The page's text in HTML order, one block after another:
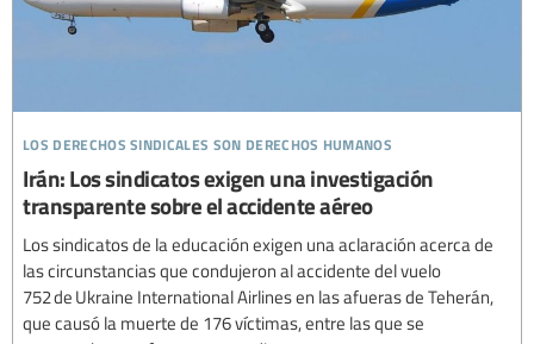
los derechos sindicales son derechos humanos
Irán: Los sindicatos exigen una investigación
transparente sobre el accidente aéreo
Los sindicatos de la educación exigen una aclaración acerca de
las circunstancias que condujeron al accidente del vuelo
752 de Ukraine International Airlines en las afueras de Teherán,
que causó la muerte de 176 víctimas, entre las que se